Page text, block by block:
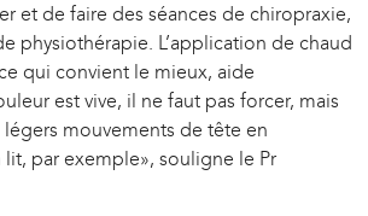
et de faire des séances de chiropraxie,
physiothérapie. L’application de chaud
qui convient le mieux, aide
est vive, il ne faut pas forcer, mais
légers mouvements de tête en
lit, par exemple», souligne le Pr